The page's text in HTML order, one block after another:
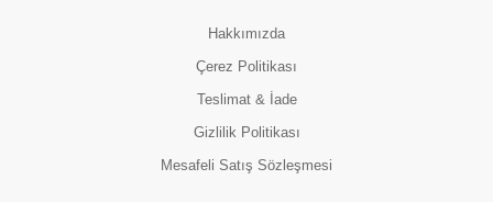
Hakkımızda
Çerez Politikası
Teslimat & İade
Gizlilik Politikası
Mesafeli Satış Sözleşmesi